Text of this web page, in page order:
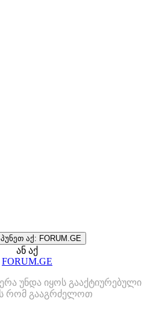
აქ: FORUM.GE
ან აქ
FORUM.GE
უნდა იყოს გააქტიურებული
რომ გააგრძელოთ